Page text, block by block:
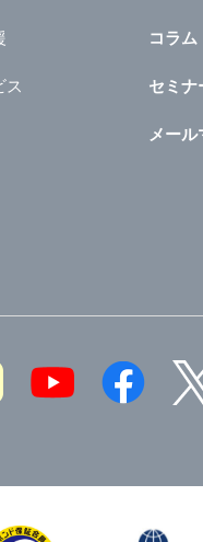
ス
コラム
セミナ
メー